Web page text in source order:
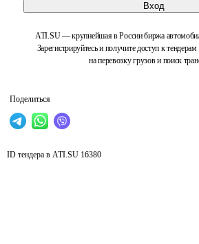
Вход
ATI.SU — крупнейшая в России биржа
Зарегистрируйтесь и получите доступ к
на перевозку грузов и поиск
Поделиться
ID тендера в ATI.SU 16380